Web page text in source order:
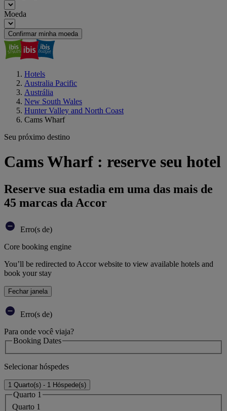
Moeda
Confirmar minha moeda
Hotels
Australia Pacific
Austrália
New South Wales
Hunter Valley and North Coast
Cams Wharf
Seu próximo destino
Cams Wharf : reserve seu hotel
Reserve sua estadia em uma das mais de
45 marcas da Accor
Erro(s de)
Core booking engine
You’ll be redirected to Accor website to view available hotels and
book your stay
Fechar janela
Erro(s de)
Para onde você viaja?
Booking Dates
Selecionar hóspedes
1 Quarto(s) - 1 Hóspede(s)
Quarto 1
Quarto 1